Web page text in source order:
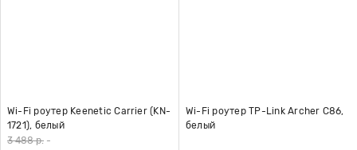
Wi-Fi роутер Keenetic Carrier (KN-
1721), белый
3 488 р. -
Wi-Fi роутер TP-Link Archer C86,
белый